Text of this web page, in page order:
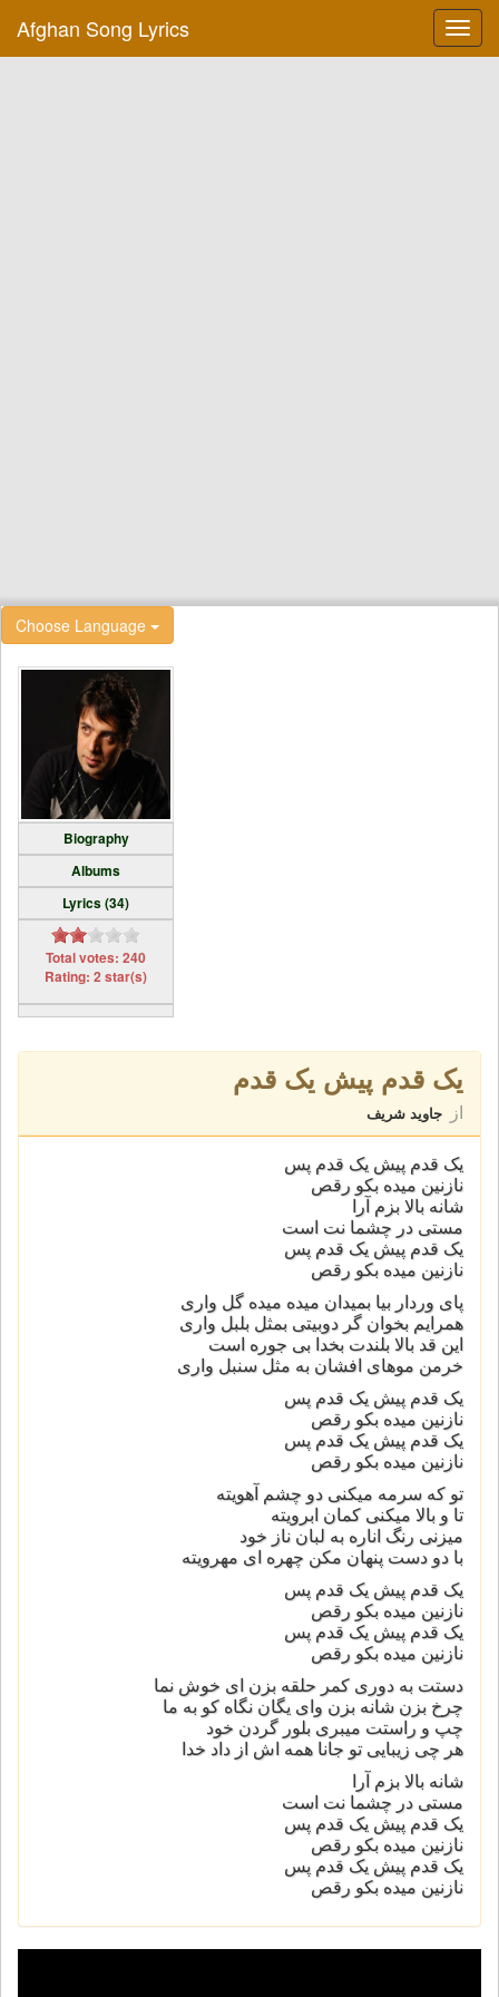
Afghan Song Lyrics
Choose Language
Biography
Albums
Lyrics (34)
Total votes: 240
Rating: 2 star(s)
یک قدم پیش یک قدم
از جاوید شریف
یک قدم پیش یک قدم پس
نازنین میده بکو رقص
شانه بالا بزم آرا
مستی در چشما نت است
یک قدم پیش یک قدم پس
نازنین میده بکو رقص
پای وردار بیا بمیدان میده میده گل واری
همرایم بخوان گر دوبیتی بمثل بلبل واری
این قد بالا بلندت بخدا بی جوره است
خرمن موهای افشان به مثل سنبل واری
یک قدم پیش یک قدم پس
نازنین میده بکو رقص
یک قدم پیش یک قدم پس
نازنین میده بکو رقص
تو که سرمه میکنی دو چشم آهویته
تا و بالا میکنی کمان ابرویته
میزنی رنگ اناره به لبان ناز خود
با دو دست پنهان مکن چهره ای مهرویته
یک قدم پیش یک قدم پس
نازنین میده بکو رقص
یک قدم پیش یک قدم پس
نازنین میده بکو رقص
دستت به دوری کمر حلقه بزن ای خوش نما
چرخ بزن شانه بزن وای یگان نگاه کو به ما
چپ و راستت میبری بلور گردن خود
هر چی زیبایی تو جانا همه اش از داد خدا
شانه بالا بزم آرا
مستی در چشما نت است
یک قدم پیش یک قدم پس
نازنین میده بکو رقص
یک قدم پیش یک قدم پس
نازنین میده بکو رقص